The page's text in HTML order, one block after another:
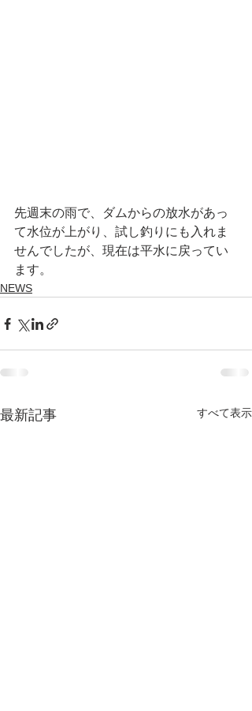
先週末の雨で、ダムからの放水があっ
て水位が上がり、試し釣りにも入れま
せんでしたが、現在は平水に戻ってい
ます。
NEWS
最新記事 すべて表示